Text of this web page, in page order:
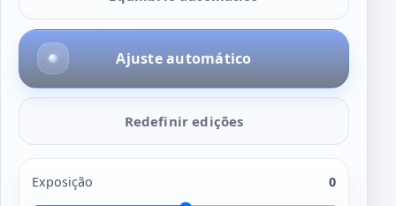
Ajuste automático
Redefinir edições
Exposição 0